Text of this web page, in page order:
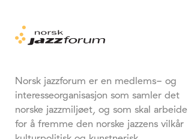
Norsk jazzforum er en medlems- og
interesseorganisasjon som samler det
norske jazzmiljøet, og som skal arbeide
for å fremme den norske jazzens vilkår